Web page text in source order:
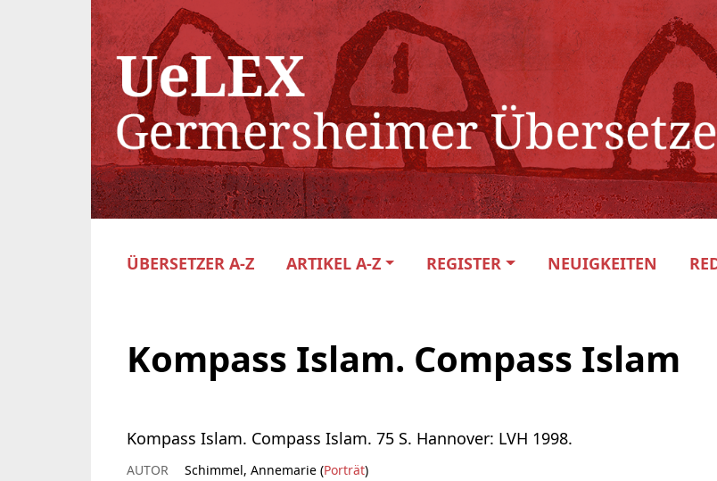
ÜBERSETZER A-Z ARTIKEL A-Z REGISTER NEUIGKEITEN
Kompass Islam. Compass Islam
Kompass Islam. Compass Islam. 75 S. Hannover: LVH 1998.
AUTOR Schimmel, Annemarie (Porträt)